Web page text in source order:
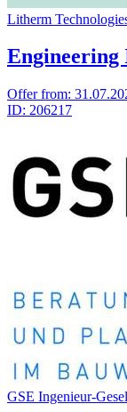
Litherm
Engineering
Offer from:
ID: 206217
GSE Inge­nieur-